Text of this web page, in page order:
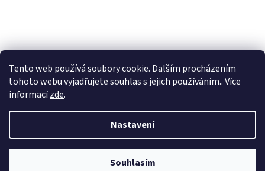
Tento web používá soubory cookie. Dalším procházením
tohoto webu vyjadřujete souhlas s jejich používáním.. Více
informacízde.
Nastavení
Souhlasím
Copyright 2026BadShop. Všechna práva vyhrazena.Upravit
nastavení cookies